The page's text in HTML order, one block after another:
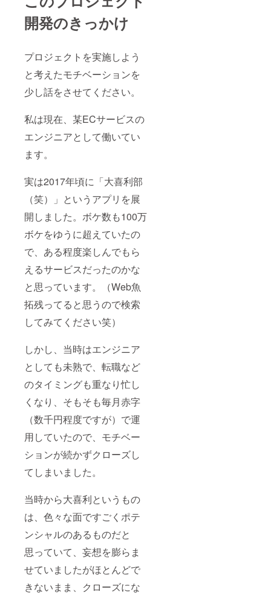
開発のきっかけ
プロジェクトを実施しよう
と考えたモチベーションを
少し話をさせてください。
私は現在、某ECサービスの
エンジニアとして働いてい
ます。
実は2017年頃に「大喜利部
（笑）」というアプリを展
開しました。ボケ数も100万
ボケをゆうに超えていたの
で、ある程度楽しんでもら
えるサービスだったのかな
と思っています。（Web魚
拓残ってると思うので検索
してみてください笑）
しかし、当時はエンジニア
としても未熟で、転職など
のタイミングも重なり忙し
くなり、そもそも毎月赤字
（数千円程度ですが）で運
用していたので、モチベー
ションが続かずクローズし
てしまいました。
当時から大喜利というもの
は、色々な面ですごくポテ
ンシャルのあるものだと
思っていて、妄想を膨らま
せていましたがほとんどで
きないまま、クローズにな